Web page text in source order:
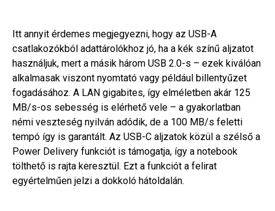
Itt annyit érdemes megjegyezni, hogy az USB-A
csatlakozókból adattárolókhoz jó, ha a kék színű aljzatot
használjuk, mert a másik három USB 2.0-s – ezek kiválóan
alkalmasak viszont nyomtató vagy például billentyűzet
fogadásához. A LAN gigabites, így elméletben akár 125
MB/s-os sebesség is elérhető vele – a gyakorlatban
némi veszteség nyilván adódik, de a 100 MB/s feletti
tempó így is garantált. Az USB-C aljzatok közül a szélső a
Power Delivery funkciót is támogatja, így a notebook
tölthető is rajta keresztül. Ezt a funkciót a felirat
egyértelműen jelzi a dokkoló hátoldalán.